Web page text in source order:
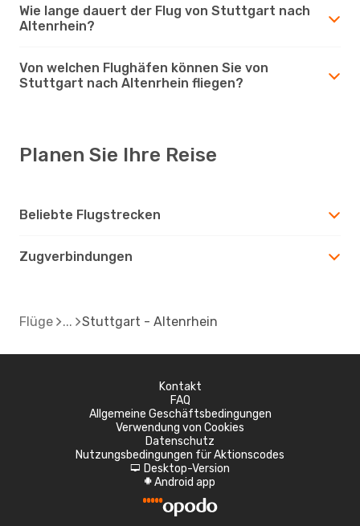
Wie lange dauert der Flug von Stuttgart nach
Altenrhein?
Von welchen Flughäfen können Sie von
Stuttgart nach Altenrhein fliegen?
Planen Sie Ihre Reise
Beliebte Flugstrecken
Zugverbindungen
Flüge Stuttgart - Altenrhein
Kontakt
FAQ
Allgemeine Geschäftsbedingungen
Verwendung von Cookies
Datenschutz
Nutzungsbedingungen für Aktionscodes
d Desktop-Version
A Android app